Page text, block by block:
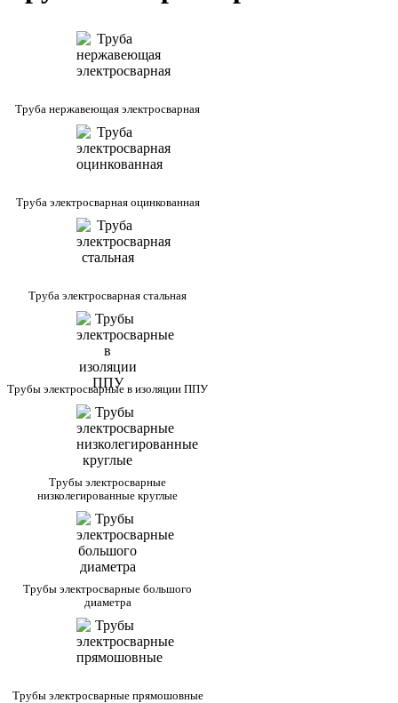
Труба нержавеющая электросварная
Труба электросварная оцинкованная
Труба электросварная стальная
Трубы электросварные в изоляции ППУ
Трубы электросварные
низколегированные круглые
Трубы электросварные большого
диаметра
Трубы электросварные прямошовные